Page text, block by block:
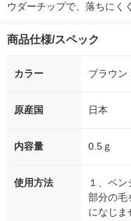
ウダーチップで、落ちにく
商品仕様/スペック
カラー ブラウン
原産国 日本
内容量 0.5ｇ
使用方法
１、ペ
部分の毛
になじま